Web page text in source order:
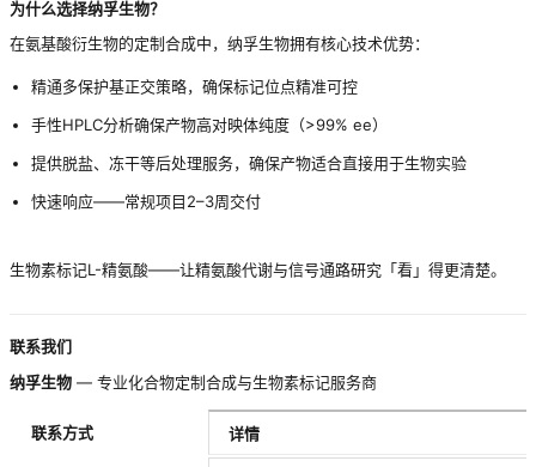
为什么选择纳孚生物？
在氨基酸衍生物的定制合成中，纳孚生物拥有核心技术优势：
精通多保护基正交策略，确保标记位点精准可控
手性HPLC分析确保产物高对映体纯度（>99% ee）
提供脱盐、冻干等后处理服务，确保产物适合直接用于生物实验
快速响应——常规项目2–3周交付
生物素标记L-精氨酸——让精氨酸代谢与信号通路研究「看」得更清楚。
联系我们
纳孚生物 — 专业化合物定制合成与生物素标记服务商
联系方式 详情